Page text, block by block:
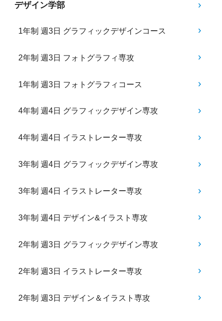
デザイン学部
1年制 週3日 グラフィックデザインコース
2年制 週3日 フォトグラフィ専攻
1年制 週3日 フォトグラフィコース
4年制 週4日 グラフィックデザイン専攻
4年制 週4日 イラストレーター専攻
3年制 週4日 グラフィックデザイン専攻
3年制 週4日 イラストレーター専攻
3年制 週4日 デザイン&イラスト専攻
2年制 週3日 グラフィックデザイン専攻
2年制 週3日 イラストレーター専攻
2年制 週3日 デザイン＆イラスト専攻